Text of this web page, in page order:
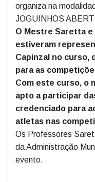
Joinville, organizado
Karatê,Curso
poder competir nos
organiza na
JOGUINHOS
O Mestre Saretta e
estiveram
Capinzal no curso,
para as
Com este curso, o
apto a participar
credenciado para
atletas nas